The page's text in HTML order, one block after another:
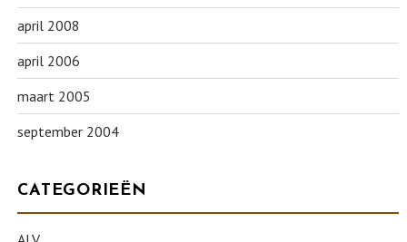
april 2008
april 2006
maart 2005
september 2004
CATEGORIEËN